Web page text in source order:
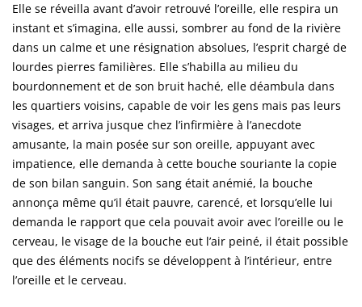
Elle se réveilla avant d’avoir retrouvé l’oreille, elle respira un
instant et s’imagina, elle aussi, sombrer au fond de la rivière
dans un calme et une résignation absolues, l’esprit chargé de
lourdes pierres familières. Elle s’habilla au milieu du
bourdonnement et de son bruit haché, elle déambula dans
les quartiers voisins, capable de voir les gens mais pas leurs
visages, et arriva jusque chez l’infirmière à l’anecdote
amusante, la main posée sur son oreille, appuyant avec
impatience, elle demanda à cette bouche souriante la copie
de son bilan sanguin. Son sang était anémié, la bouche
annonça même qu’il était pauvre, carencé, et lorsqu’elle lui
demanda le rapport que cela pouvait avoir avec l’oreille ou le
cerveau, le visage de la bouche eut l’air peiné, il était possible
que des éléments nocifs se développent à l’intérieur, entre
l’oreille et le cerveau.